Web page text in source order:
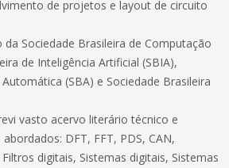
de projetos e layout de circuito
Sociedade Brasileira de Computação
de Inteligência Artificial (SBIA),
(SBA) e Sociedade Brasileira
vasto acervo literário técnico e
DFT, FFT, PDS, CAN,
digitais, Sistemas digitais, Sistemas